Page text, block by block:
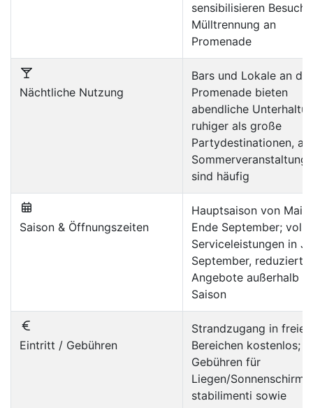
sensibilisieren
Mülltrennung an
Promenade
Nächtliche Nutzung
Bars und Lokale an der
Promenade bieten
abendliche
ruhiger als große
Partydestinationen,
sind häufig
Saison & Öffnungszeiten
Hauptsaison von Mai
Ende September; volle
Serviceleistungen in
September, reduzierte
Angebote außerhalb
Saison
Eintritt / Gebühren
Strandzugang in freien
Bereichen kostenlos;
Gebühren für
Liegen/
stabilimenti sowie